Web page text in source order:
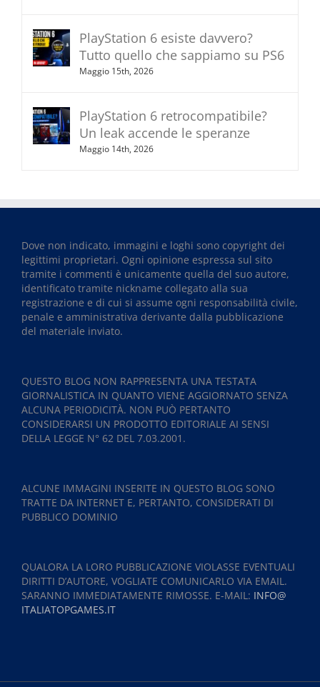
PlayStation 6 esiste davvero?
Tutto quello che sappiamo su PS6
Maggio 15th, 2026
PlayStation 6 retrocompatibile?
Un leak accende le speranze
Maggio 14th, 2026
Dove non indicato, immagini e loghi sono copyright dei
legittimi proprietari. Ogni opinione espressa sul sito
tramite i commenti è unicamente quella del suo autore,
identificato tramite nickname collegato alla sua
registrazione e di cui si assume ogni responsabilità civile,
penale e amministrativa derivante dalla pubblicazione
del materiale inviato.
QUESTO BLOG NON RAPPRESENTA UNA TESTATA
GIORNALISTICA IN QUANTO VIENE AGGIORNATO SENZA
ALCUNA PERIODICITÀ. NON PUÒ PERTANTO
CONSIDERARSI UN PRODOTTO EDITORIALE AI SENSI
DELLA LEGGE N° 62 DEL 7.03.2001.
ALCUNE IMMAGINI INSERITE IN QUESTO BLOG SONO
TRATTE DA INTERNET E, PERTANTO, CONSIDERATI DI
PUBBLICO DOMINIO
QUALORA LA LORO PUBBLICAZIONE VIOLASSE EVENTUALI
DIRITTI D’AUTORE, VOGLIATE COMUNICARLO VIA EMAIL.
SARANNO IMMEDIATAMENTE RIMOSSE. E-MAIL: INFO@
ITALIATOPGAMES.IT